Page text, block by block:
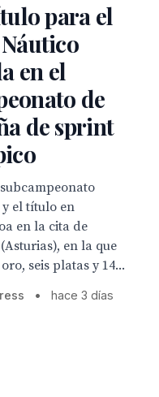
para el
en el
de
de sprint
el título en
en la cita de
en la que
seis platas y 14...
• hace 3 días